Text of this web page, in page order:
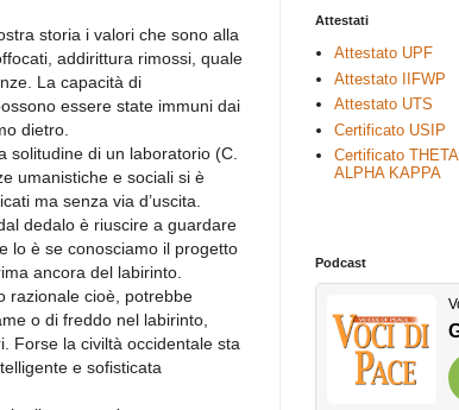
storia i valori che sono alla
addirittura rimossi, quale
La capacità di
essere state immuni dai
dietro.
solitudine di un laboratorio (C.
umanistiche e sociali si è
ma senza via d’uscita.
dedalo è riuscire a guardare
lo è se conosciamo il progetto
ancora del labirinto.
razionale cioè, potrebbe
o di freddo nel labirinto,
Forse la civiltà occidentale sta
e sofisticata
Attestati
Attestato UPF
Attestato IIFWP
Attestato UTS
Certificato USIP
Certificato THETA
ALPHA KAPPA
Podcast